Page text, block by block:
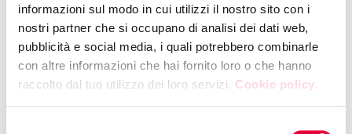
informazioni sul modo in cui utilizzi il nostro sito con i
nostri partner che si occupano di analisi dei dati web,
pubblicità e social media, i quali potrebbero combinarle
con altre informazioni che hai fornito loro o che hanno
raccolto dal tuo utilizzo dei loro servizi. Cookie policy.
tartufo. Il guacamole è un simbolo della cucina tex-
mex e poterlo rinnovare è una grande opportunità di
business. Oltre ai prodotti italiani, abbiamo scoperto
proposte interessanti anche da Paesi come Grecia,
Spagna e perfino Cina”.